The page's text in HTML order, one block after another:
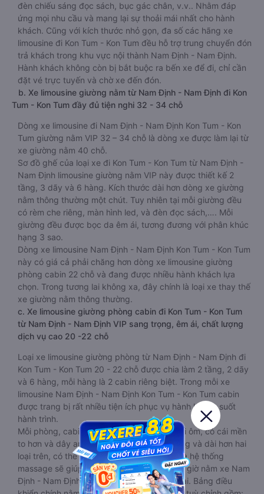
đèn chiếu sáng đọc sách, bục gác chân, v.v.. Nhằm đáp
ứng mọi nhu cầu và mang lại sự thoải mái nhất cho hành
khách. Cũng với kích thước nhỏ gọn, đa số các hãng xe
limousine đi Kon Tum - Kon Tum đều hỗ trợ trung chuyển đón
trả khách trong khu vực nội thành Nam Định - Nam Định.
Hành khách không còn bị bắt buộc ra bến xe để đi, chỉ cần
đặt vé trực tuyến và chờ xe đến đón.
b. Xe limousine giường nằm từ Nam Định - Nam Định đi Kon
Tum - Kon Tum đầy đủ tiện nghi 32 - 34 chỗ
Dòng xe limousine đi Nam Định - Nam Định Kon Tum - Kon
Tum giường nằm VIP 32 – 34 chỗ là dòng xe được làm lại từ
xe giường nằm 40 chỗ.
Sơ đồ ghế của loại xe đi Kon Tum - Kon Tum từ Nam Định -
Nam Định limousine giường nằm VIP này được thiết kế 2
tầng, 3 dãy và 6 hàng. Kích thước dài hơn dòng xe giường
nằm thông thường một chút. Tuy nhiên tại mỗi giường đều
có rèm che riêng, màn hình led, và đèn đọc sách,…. Mỗi
giường đều được bọc da êm ái, tương đương với phân khúc
hạng 3 sao.
Dòng xe limousine Nam Định - Nam Định Kon Tum - Kon Tum
này có giá cả phải chăng hơn dòng xe limousine giường
phòng cabin 22 chỗ và đang được nhiều hành khách lựa
chọn. Trong tương lai không xa, đây chính là loại xe thay thế
xe giường nằm thông thường.
c. Xe limousine giường phòng cabin đi Kon Tum - Kon Tum
từ Nam Định - Nam Định VIP sang trọng, êm ái, chất lượng
dịch vụ cao 20 -22 chỗ
Loại xe limousine giường phòng từ Nam Định - Nam Định đi
Kon Tum - Kon Tum 20 - 22 chỗ được chia làm 2 tầng, 2 dãy
và 6 hàng, mỗi hàng là 2 cabin riêng biệt. Trong mỗi xe
limousine Nam Định - Nam Định Kon Tum - Kon Tum cabin
được trang bị rất nhiều tiện ích phục vụ hành khách suốt
hành trình.
Mỗi phòng, cabin đều có gối nằm rời, có gối ôm, có cái mền
to hơn và dây an toàn seat belt. Giường rộng và dài hơn hai
loại trên, có thể lăn lộn thoải mái. Đặc biệt là hệ thống
massage sẽ giúp bạn thư giãn trong những giờ nằm xe Nam
Định - Nam Định đến Kon Tum - Kon Tum dài. Bảng điều